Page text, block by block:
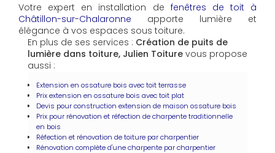
Votre expert en installation de fenêtres de toit à
Châtillon-sur-Chalaronne apporte lumière et
élégance à vos espaces sous toiture.
En plus de ses services : Création de puits de
lumière dans toiture, Julien Toiture vous propose
aussi :
Extension en ossature bois avec toit terrasse
Prix extension en ossature bois avec toit plat
Devis pour construction extension de maison ossature bois
Prix pour rénovation et réfection de charpente traditionnelle
en bois
Réfection et rénovation de toiture par charpentier
Rénovation complète d'une charpente par charpentier